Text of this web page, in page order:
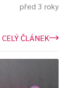
před 3 roky
CELÝ ČLÁNEK